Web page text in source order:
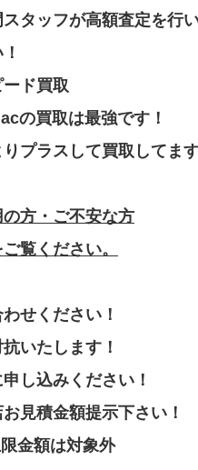
タッフが高額査定を行
ド買取
の買取は最強です！
プラスして買取してます
方・ご不安な方
覧ください。
せください！
いたします！
し込みください！
見積金額提示下さい！
金額は対象外